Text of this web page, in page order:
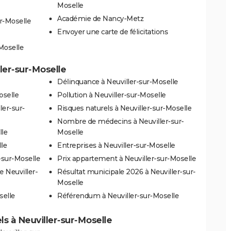
Moselle
Moselle
Académie de Nancy-Metz
Envoyer une carte de félicitations
sur-Moselle
sur-
Moselle
Neuviller-
Délinquance à Neuviller-sur-Moselle
Pollution à Neuviller-sur-Moselle
Risques naturels à Neuviller-sur-Moselle
Nombre de médecins à Neuviller-sur-
Moselle
Entreprises à Neuviller-sur-Moselle
Prix appartement à Neuviller-sur-Moselle
Résultat municipale 2026 à Neuviller-sur-
Moselle
Référendum à Neuviller-sur-Moselle
à Neuviller-sur-Moselle